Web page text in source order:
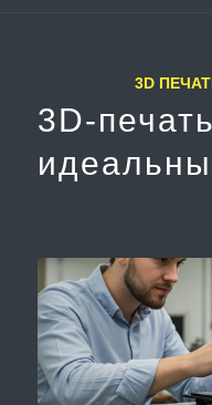
3D
3D-